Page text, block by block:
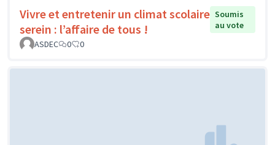
Vivre et entretenir un climat scolaire
serein : l’affaire de tous !
Soumis
au vote
ASDEC
0 0